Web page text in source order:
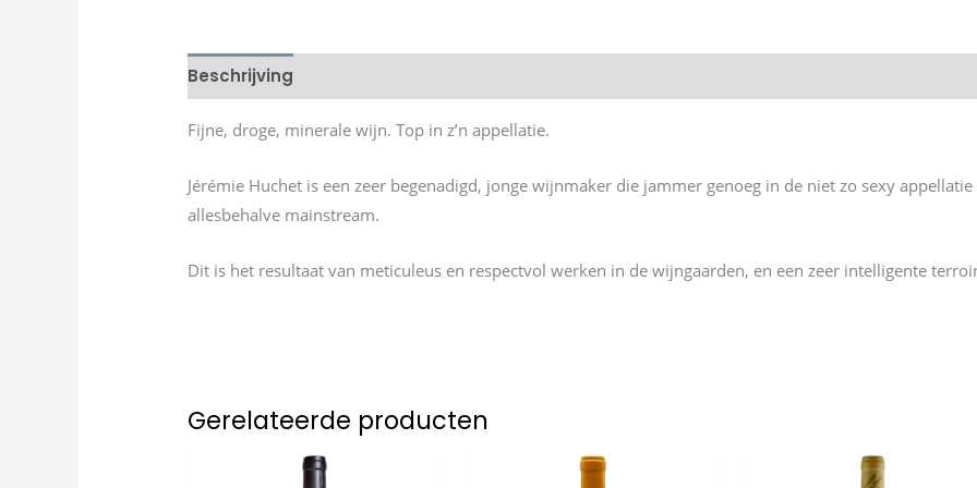
Beschrijving
Fijne, droge, minerale wijn. Top in z’n appellatie.
Jérémie Huchet is een zeer begenadigd, jonge wijnmaker die jammer genoeg in de niet zo sexy
allesbehalve mainstream.
Dit is het resultaat van meticuleus en respectvol werken in de wijngaarden, en een zeer intelligente
Gerelateerde producten